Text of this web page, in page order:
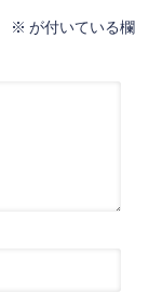
※ が付いている欄